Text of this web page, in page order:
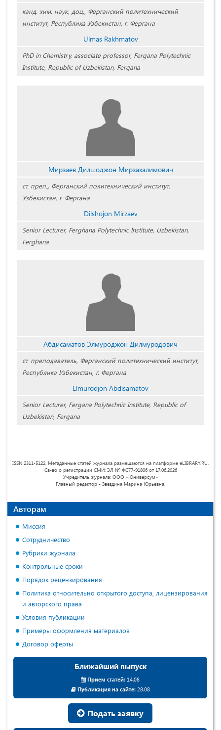
канд. хим. наук, доц., Ферганский политехнический
институт, Республика Узбекистан, г. Фергана
Ulmas Rakhmatov
PhD in Chemistry, associate professor, Fergana Polytechnic
Institute, Republic of Uzbekistan, Fergana
Мирзаев Дилшоджон Мирзахалимович
ст. преп., Ферганский политехнический институт,
Узбекистан, г. Фергана
Dilshojon Mirzaev
Senior Lecturer, Ferghana Polytechnic Institute, Uzbekistan,
Ferghana
Абдисаматов Элмуроджон Дилмуродович
ст. преподаватель, Ферганский политехнический институт,
Республика Узбекистан, г. Фергана
Elmurodjon Abdisamatov
Senior Lecturer, Fergana Polytechnic Institute, Republic of
Uzbekistan, Fergana
ISSN 2311-5122. Метаданные статей журнала размещаются на платформе eLIBRARY.RU.
Св-во о регистрации СМИ: ЭЛ № ФС77-91806 от 17.06.2026
Учредитель журнала: ООО «Юниверсум»
Главный редактор - Звездина Марина Юрьевна.
Авторам
Миссия
Сотрудничество
Рубрики журнала
Контрольные сроки
Порядок рецензирования
Политика относительно открытого доступа, лицензирования
и авторского права
Условия публикации
Примеры оформления материалов
Договор оферты
Ближайший выпуск
Прием статей: 14.08
Публикация на сайте:28.08
Подать заявку